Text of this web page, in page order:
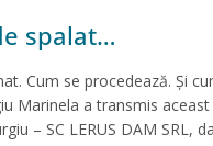
spalat…
Cum se procedează. Și
Marinela a transmis
– SC LERUS DAM SRL,